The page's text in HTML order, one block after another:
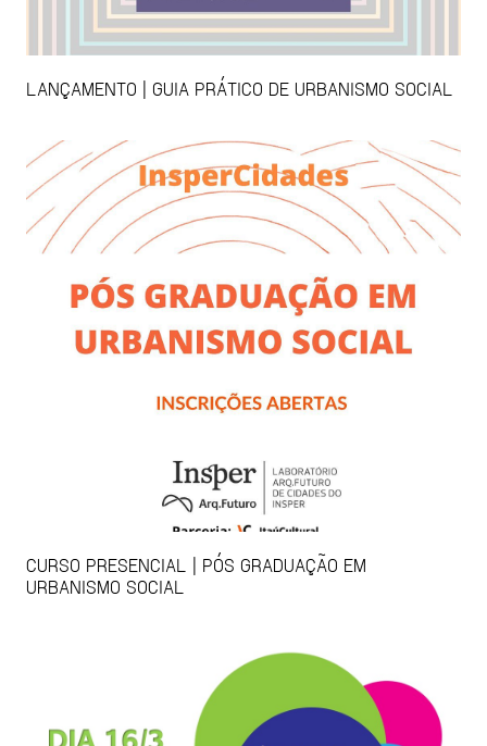
LANÇAMENTO | GUIA PRÁTICO DE URBANISMO SOCIAL
CURSO PRESENCIAL | PÓS GRADUAÇÃO EM
URBANISMO SOCIAL